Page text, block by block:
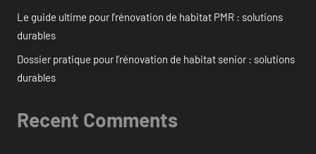
Le guide ultime pour l’rénovation de habitat PMR : solutions
durables
Dossier pratique pour l’rénovation de habitat senior : solutions
durables
Recent Comments